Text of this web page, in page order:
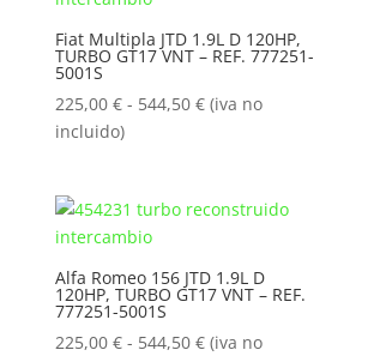
Fiat Multipla JTD 1.9L D 120HP,
TURBO GT17 VNT – REF. 777251-
5001S
225,00 € - 544,50 €Rango
225,00 €
544,50 €
(iva no
incluido)
Alfa Romeo 156 JTD 1.9L D
120HP, TURBO GT17 VNT – REF.
777251-5001S
225,00 € - 544,50 €Rango
(iva no